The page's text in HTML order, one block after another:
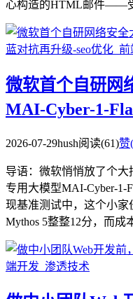
心构造的HTML邮件——
微软首个自研网
MAI-Cyber-1-
2026-07-29hush阅读(61)赞(
导语：微软悄悄放了个
专用大模型MAI-Cyber-1-
现基准测试中，这个小家
Mythos 5整整12分，而成